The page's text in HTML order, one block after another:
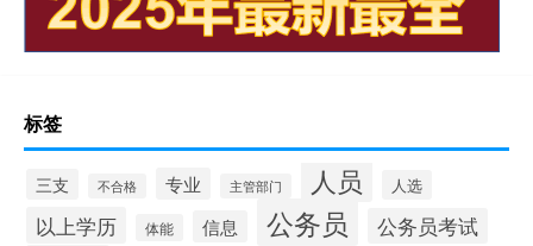
标签
三支 不合格 专业 主管部门 人员 人选
以上学历 体能 信息 公务员 公务员考试